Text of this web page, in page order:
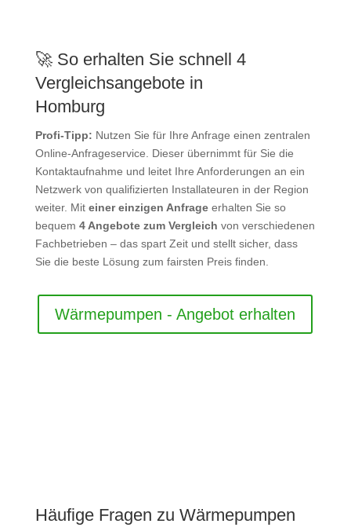
🚀 So erhalten Sie schnell 4
Vergleichsangebote in
Homburg
Profi-Tipp: Nutzen Sie für Ihre Anfrage einen zentralen
Online-Anfrageservice. Dieser übernimmt für Sie die
Kontaktaufnahme und leitet Ihre Anforderungen an ein
Netzwerk von qualifizierten Installateuren in der Region
weiter. Mit einer einzigen Anfrageerhalten Sie so
bequem 4 Angebote zum Vergleich von verschiedenen
Fachbetrieben – das spart Zeit und stellt sicher, dass
Sie die beste Lösung zum fairsten Preis finden.
Wärmepumpen - Angebot erhalten
Häufige Fragen zu Wärmepumpen